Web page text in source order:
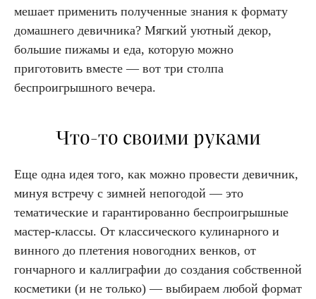
мешает применить полученные знания к формату
домашнего девичника? Мягкий уютный декор,
большие пижамы и еда, которую можно
приготовить вместе — вот три столпа
беспроигрышного вечера.
Что-то своими руками
Еще одна идея того, как можно провести девичник,
минуя встречу с зимней непогодой — это
тематические и гарантированно беспроигрышные
мастер-классы. От классического кулинарного и
винного до плетения новогодних венков, от
гончарного и каллиграфии до создания собственной
косметики (и не только) — выбираем любой формат